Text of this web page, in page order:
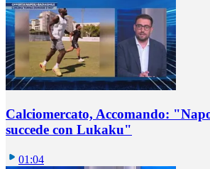
Calciomercato, Accomando:
succede con Lukaku"
01:04